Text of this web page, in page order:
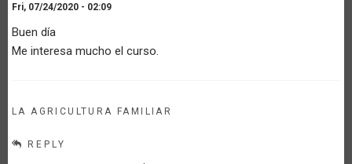
Fri, 07/24/2020 - 02:09
Buen día
Me interesa mucho el curso.
LA AGRICULTURA FAMILIAR
REPLY